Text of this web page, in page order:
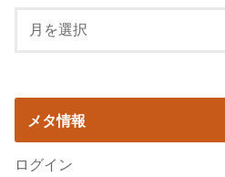
メタ情報
ログイン